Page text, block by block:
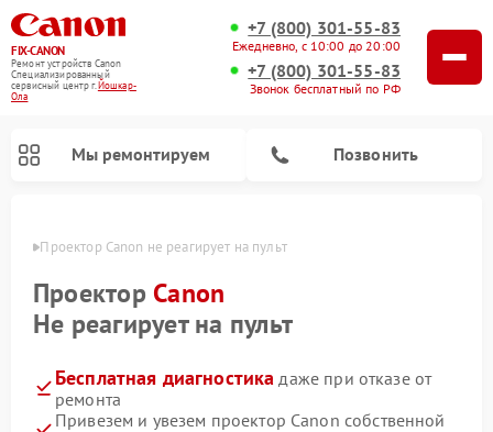
FIX-CANON
Ремонт устройств Canon
Специализированный
cервисный центр г.Йошкар-
Ола
+7 (800) 301-55-83
Ежедневно, с 10:00 до 20:00
+7 (800) 301-55-83
Звонок бесплатный по РФ
Мы ремонтируем Позвонить
Оле Проектор Canon не реагирует на пульт
Проектор Canon
Не реагирует на пульт
Бесплатная диагностика даже при отказе от
ремонта
Привезем и увезем проектор Canon собственной